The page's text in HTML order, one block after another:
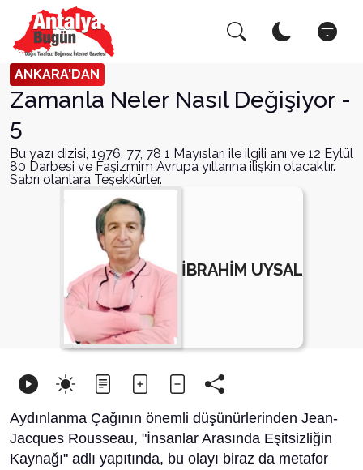
ANKARA'DAN
Zamanla Neler Nasıl Değişiyor -
5
Bu yazı dizisi, 1976, 77, 78 1 Mayısları ile ilgili anı ve 12 Eylül
80 Darbesi ve Faşizmim Avrupa yıllarına ilişkin olacaktır.
Sabrı olanlara Teşekkürler.
İBRAHİM UYSAL
Aydınlanma Çağının önemli düşünürlerinden Jean-
Jacques Rousseau, "İnsanlar Arasında Eşitsizliğin
Kaynağı" adlı yapıtında, bu olayı biraz da metafor
Arama Yap! Kapat